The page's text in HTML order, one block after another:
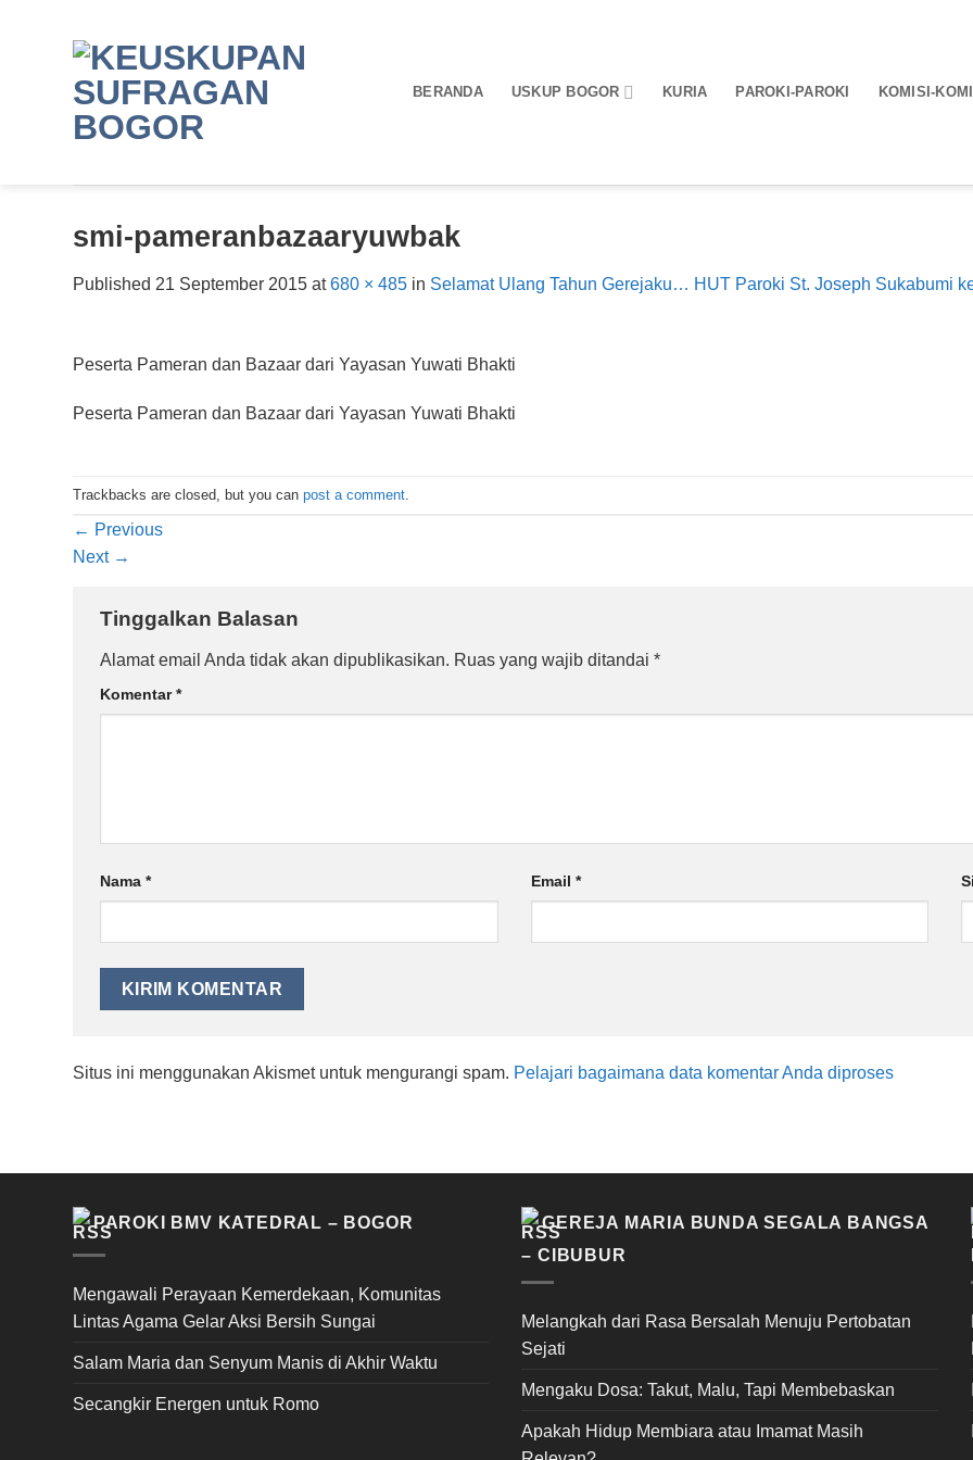
BERANDA USKUP BOGOR KURIA PAROKI-PAROKI KOMISI-
smi-pameranbazaaryuwbak
Published 21 September 2015 at680 × 485 in Selamat Ulang Tahun Gerejaku… HUT Paroki St. Joseph Sukabumi
Peserta Pameran dan Bazaar dari Yayasan Yuwati Bhakti
Peserta Pameran dan Bazaar dari Yayasan Yuwati Bhakti
Trackbacks are closed, but you can post a comment
← Previous
Next →
Tinggalkan Balasan
Alamat email Anda tidak akan dipublikasikan. Ruas yang wajib ditandai *
Komentar*
Nama * Email *
Situs ini menggunakan Akismet untuk mengurangi spam. Pelajari bagaimana data komentar Anda diproses
PAROKI BMV KATEDRAL – BOGOR
Mengawali Perayaan Kemerdekaan, Komunitas
Lintas Agama Gelar Aksi Bersih Sungai
Salam Maria dan Senyum Manis di Akhir Waktu
Secangkir Energen untuk Romo
GEREJA MARIA BUNDA SEGALA BANGSA
– CIBUBUR
Melangkah dari Rasa Bersalah Menuju Pertobatan
Sejati
Mengaku Dosa: Takut, Malu, Tapi Membebaskan
Apakah Hidup Membiara atau Imamat Masih